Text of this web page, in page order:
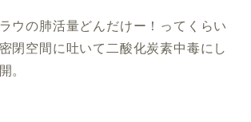
ウの肺活量どんだけー！ってくらい
閉空間に吐いて二酸化炭素中毒にし
。